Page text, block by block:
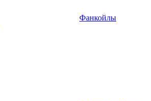
Фанкойлы